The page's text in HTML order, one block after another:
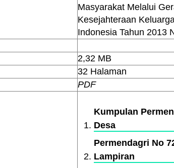
Masyarakat Melalui
Kesejahteraan
Indonesia Tahun 2013
2,32 MB
32 Halaman
PDF
Kumpulan
Desa
Permendagri No
Lampiran